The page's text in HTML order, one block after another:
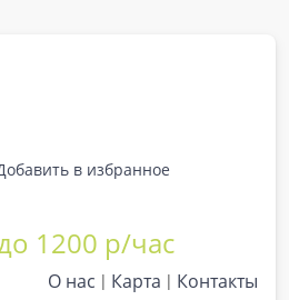
в избранное
1200 р/час
О нас Карта Контакты